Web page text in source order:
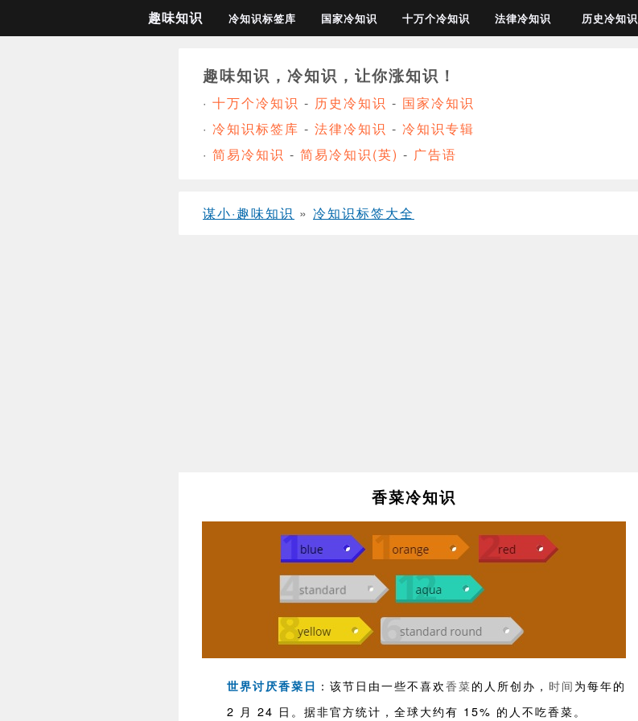
趣味知识 冷知识标签库 国家冷知识 十万个冷知识 法律冷知识 历史冷知识
趣味知识，冷知识，让你涨知识！
· 十万个冷知识 - 历史冷知识 - 国家冷知识
· 冷知识标签库 - 法律冷知识 - 冷知识专辑
· 简易冷知识 - 简易冷知识(英) - 广告语
谋小·趣味知识 » 冷知识标签大全
香菜冷知识
世界讨厌香菜日 ：该节日由一些不喜欢香菜的人所创办， 时间为每年的
2 月 24 日。据非官方统计，全球大约有 15% 的人不吃香菜。